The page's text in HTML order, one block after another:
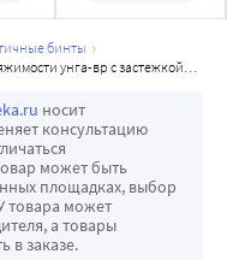
бинты
вр с застежкой 0,6 мx8 см/с 305/
носит
консультацию
может быть
площадках, выбор
товара может
а товары
в заказе.